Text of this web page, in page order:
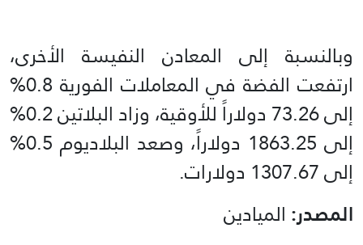
وبالنسبة إلى المعادن النفيسة الأخرى،
ارتفعت الفضة في المعاملات الفورية ⁠0.8%
إلى 73.26 دولاراً للأوقية، وزاد البلاتين 0.2%
إلى 1863.25 دولاراً، وصعد البلاديوم 0.5%
إلى 1307.67 دولارات.
المصدر: الميادين